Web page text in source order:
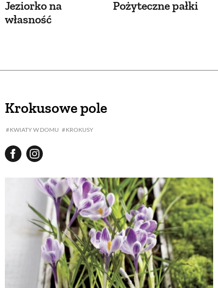
Jeziorko na
własność
Pożyteczne pałki
Krokusowe pole
KWIATY W DOMU KROKUSY